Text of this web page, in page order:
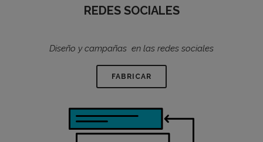
REDES SOCIALES
Diseño y campañas en las redes sociales
FABRICAR